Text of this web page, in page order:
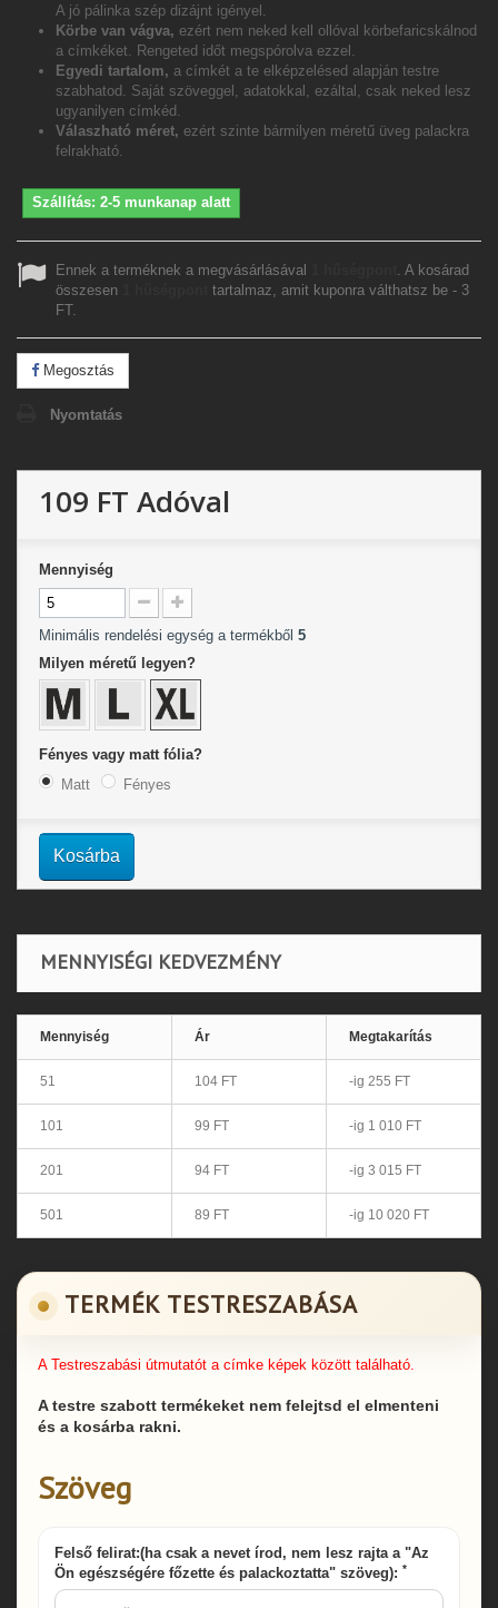
A jó pálinka szép dizájnt igényel.
Körbe van vágva, ezért nem neked kell ollóval körbefaricskálnod
a címkéket. Rengeted időt megspórolva ezzel.
Egyedi tartalom, a címkét a te elképzelésed alapján testre
szabhatod. Saját szöveggel, adatokkal, ezáltal, csak neked lesz
ugyanilyen címkéd.
Válaszható méret, ezért szinte bármilyen méretű üveg palackra
felrakható.
Szállítás: 2-5 munkanap alatt
Ennek a terméknek a megvásárlásával
. A kosárad
összesen
tartalmaz, amit kuponra válthatsz be - 3
FT.
Megosztás
Nyomtatás
109 FT Adóval
Mennyiség
Minimális rendelési egység a termékből 5
Milyen méretű legyen?
Fényes vagy matt fólia?
Matt
Fényes
Kosárba
MENNYISÉGI KEDVEZMÉNY
Mennyiség Ár Megtakarítás
51 104 FT -ig 255 FT
101 99 FT -ig 1 010 FT
201 94 FT -ig 3 015 FT
501 89 FT -ig 10 020 FT
TERMÉK TESTRESZABÁSA
A Testreszabási útmutatót a címke képek között található.
A testre szabott termékeket nem felejtsd el elmenteni
és a kosárba rakni.
Szöveg
Felső felirat:(ha csak a nevet írod, nem lesz rajta a "Az
Ön egészségére főzette és palackoztatta" szöveg): *